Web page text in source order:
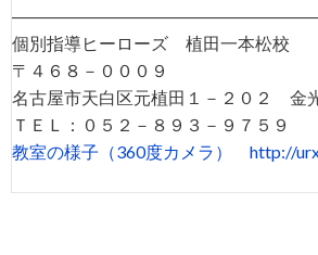
個別指導ヒーローズ 植田一本松校
〒４６８－０００９
名古屋市天白区元植田１－２０２ 金
ＴＥＬ：０５２－８９３－９７５９
教室の様子（360度カメラ）
http://